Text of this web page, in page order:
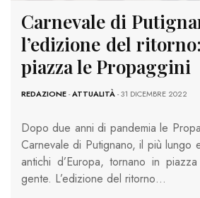
Carnevale di
l’edizione del
piazza le Propaggini
REDAZIONE-ATTUALITÀ- 31 DICEMBRE 2022
Dopo due anni di pandemia le
Carnevale di Putignano, il più lungo
antichi d’Europa, tornano in
gente. L’edizione del ritorno…